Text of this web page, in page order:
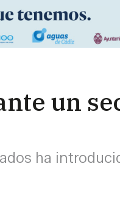
un
ha